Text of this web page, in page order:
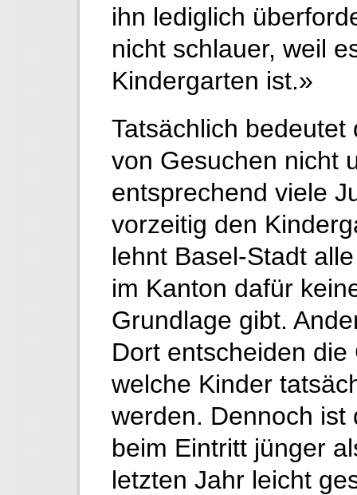
ihn lediglich
nicht schlauer, weil
Kindergarten ist.»
Tatsächlich
von Gesuchen nicht
entsprechend viele
vorzeitig den
lehnt Basel-Stadt
im Kanton dafür
Grundlage gibt.
Dort entscheiden
welche Kinder
werden. Dennoch ist
beim Eintritt jünger
letzten Jahr leicht